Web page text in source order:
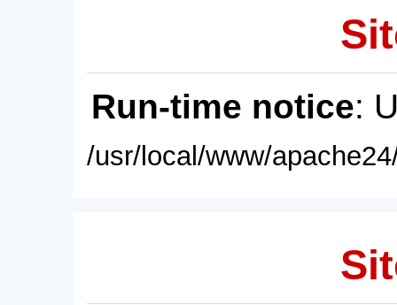
Run-time notice:
/usr/local/www/